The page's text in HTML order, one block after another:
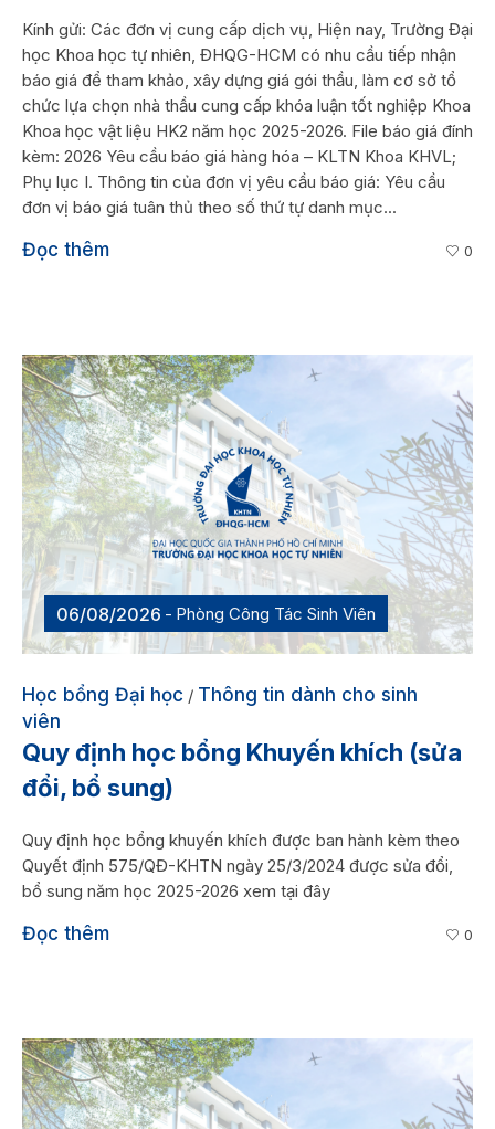
Kính gửi: Các đơn vị cung cấp dịch vụ, Hiện nay, Trường Đại
học Khoa học tự nhiên, ĐHQG-HCM có nhu cầu tiếp nhận
báo giá để tham khảo, xây dựng giá gói thầu, làm cơ sở tổ
chức lựa chọn nhà thầu cung cấp khóa luận tốt nghiệp Khoa
Khoa học vật liệu HK2 năm học 2025-2026. File báo giá đính
kèm: 2026 Yêu cầu báo giá hàng hóa – KLTN Khoa KHVL;
Phụ lục I. Thông tin của đơn vị yêu cầu báo giá: Yêu cầu
đơn vị báo giá tuân thủ theo số thứ tự danh mục...
Đọc thêm 0
06/08/2026 Phòng Công Tác Sinh Viên
Học bổng Đại học / Thông tin dành cho sinh
viên
Quy định học bổng Khuyến khích (sửa
đổi, bổ sung)
Quy định học bổng khuyến khích được ban hành kèm theo
Quyết định 575/QĐ-KHTN ngày 25/3/2024 được sửa đổi,
bổ sung năm học 2025-2026 xem tại đây
Đọc thêm 0